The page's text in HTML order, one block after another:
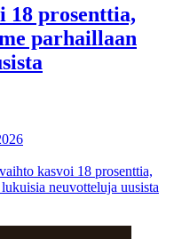
18 prosenttia,
parhaillaan
kasvoi 18 prosenttia,
neuvotteluja uusista